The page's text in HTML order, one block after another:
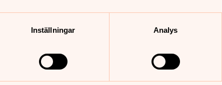
Inställningar Analys